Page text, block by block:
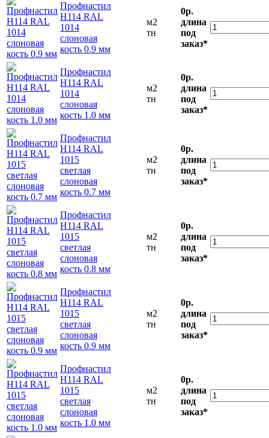
Профнастил
Н114 RAL
1014
слоновая
кость 0.9 мм
м2
тн
0р.
длина
под
заказ*
Профнастил
Н114 RAL
1014
слоновая
кость 1.0 мм
м2
тн
0р.
длина
под
заказ*
Профнастил
Н114 RAL
1015
светлая
слоновая
кость 0.7 мм
м2
тн
0р.
длина
под
заказ*
Профнастил
Н114 RAL
1015
светлая
слоновая
кость 0.8 мм
м2
тн
0р.
длина
под
заказ*
Профнастил
Н114 RAL
1015
светлая
слоновая
кость 0.9 мм
м2
тн
0р.
длина
под
заказ*
Профнастил
Н114 RAL
1015
светлая
слоновая
кость 1.0 мм
м2
тн
0р.
длина
под
заказ*